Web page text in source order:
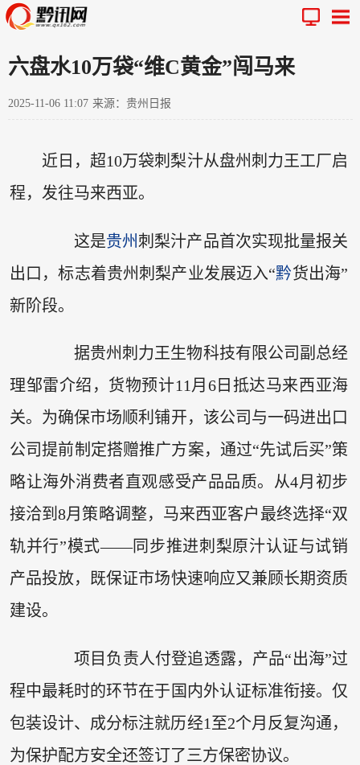
六盘水10万袋“维C黄金”闯马来
2025-11-06 11:07 来源：贵州日报
近日，超10万袋刺梨汁从盘州刺力王工厂启
程，发往马来西亚。
这是贵州刺梨汁产品首次实现批量报关
出口，标志着贵州刺梨产业发展迈入“黔货出海”
新阶段。
据贵州刺力王生物科技有限公司副总经
理邹雷介绍，货物预计11月6日抵达马来西亚海
关。为确保市场顺利铺开，该公司与一码进出口
公司提前制定搭赠推广方案，通过“先试后买”策
略让海外消费者直观感受产品品质。从4月初步
接洽到8月策略调整，马来西亚客户最终选择“双
轨并行”模式——同步推进刺梨原汁认证与试销
产品投放，既保证市场快速响应又兼顾长期资质
建设。
项目负责人付登追透露，产品“出海”过
程中最耗时的环节在于国内外认证标准衔接。仅
包装设计、成分标注就历经1至2个月反复沟通，
为保护配方安全还签订了三方保密协议。